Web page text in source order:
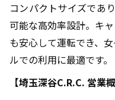
コンパクトサイズであ
可能な高効率設計。キ
も安心して運転でき、
ルでの利用に最適です。
【埼玉深谷C.R.C. 営業概